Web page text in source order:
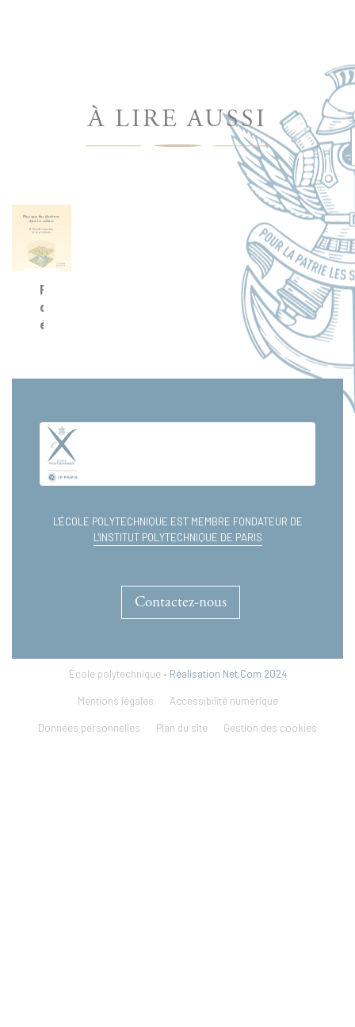
À LIRE AUSSI
Physique
des
électrons
solides.
L'ÉCOLE POLYTECHNIQUE EST MEMBRE FONDATEUR DE
L'INSTITUT POLYTECHNIQUE DE PARIS
Contactez-nous
École polytechnique • Réalisation Net.Com 2024
Mentions légales Accessibilité numérique
Données personnelles Plan du site Gestion des cookies